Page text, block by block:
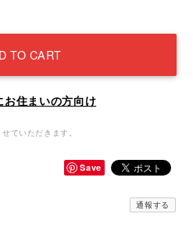
TO CART
お住まいの方向け
ていただきます。
Save
通報する